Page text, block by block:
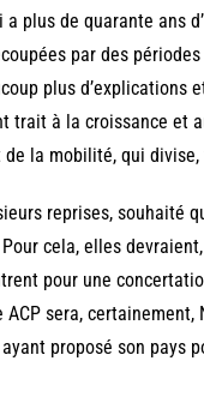
plus de quarante ans
par des
plus d’explications
trait à la croissance et
la mobilité, qui
reprises, souhaité
cela, elles
pour une
sera, certainement,
proposé son pays